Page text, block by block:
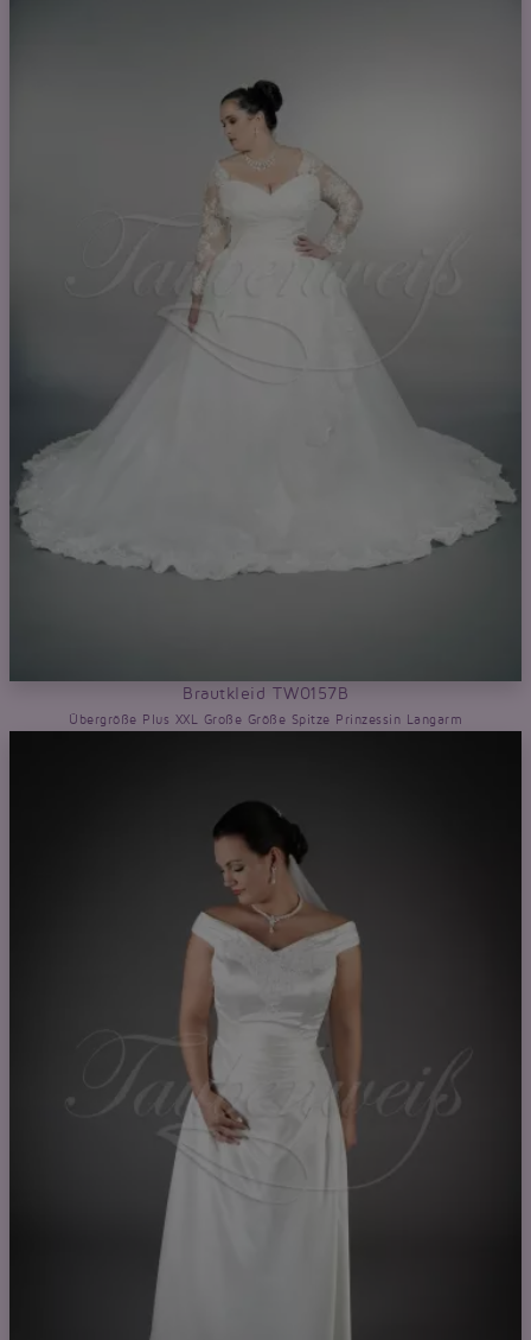
Brautkleid TW0157B
Übergröße Plus XXL Große Größe Spitze Prinzessin Langarm